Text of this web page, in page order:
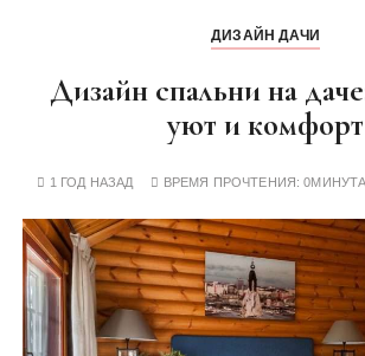
ДИЗАЙН ДАЧИ
Дизайн спальни на
уют и комфорт
1 ГОД НАЗАД ВРЕМЯ ПРОЧТЕНИЯ:0МИНУТА